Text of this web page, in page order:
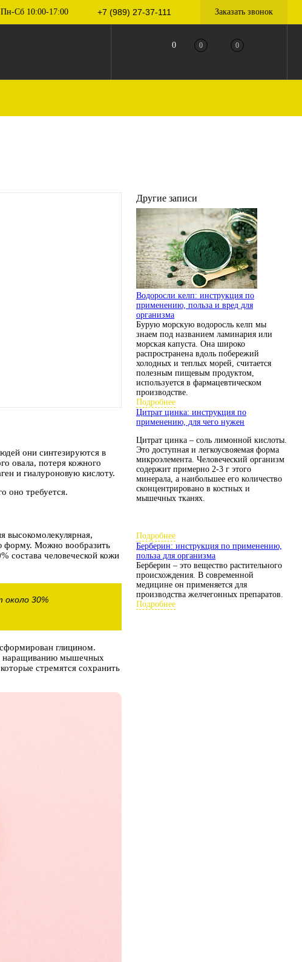
Сб 10:00-17:00 +7 (989) 27-37-111 Заказать звонок
0 0 0
они синтезируются в
овала, потеря кожного
и гиалуроновую кислоту.
оно требуется.
высокомолекулярная,
форму. Можно вообразить
состава человеческой кожи
около 30%
глицином.
наращиванию мышечных
стремятся сохранить
Другие записи
Водоросли келп: инструкция по
применению, польза и вред для
организма
Бурую морскую водоросль келп мы
знаем под названием ламинария или
морская капуста. Она широко
распространена вдоль побережий
холодных и теплых морей, считается
полезным пищевым продуктом,
используется в фармацевтическом
производстве.
Подробнее
Цитрат цинка: инструкция по
применению, для чего нужен
Цитрат цинка – соль лимонной кислоты.
Это доступная и легкоусвояемая форма
микроэлемента. Человеческий организм
содержит примерно 2-3 г этого
минерала, а наибольшее его количество
сконцентрировано в костных и
мышечных тканях.
Подробнее
Берберин: инструкция по применению,
польза для организма
Берберин – это вещество растительного
происхождения. В современной
медицине он применяется для
производства желчегонных препаратов.
Подробнее